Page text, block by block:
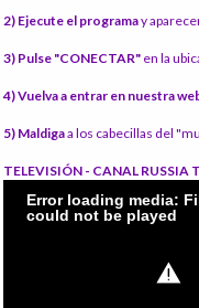
2) Ejecute el programay
3) Pulse "CONECTAR" en la
4) Vuelva a entrar en nuestra
5) Maldigaa los cabecillas del
TELEVISIÓN - CANAL RUSSIA